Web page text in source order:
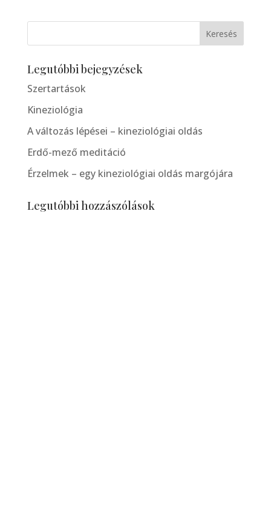
Legutóbbi bejegyzések
Szertartások
Kineziológia
A változás lépései – kineziológiai oldás
Erdő-mező meditáció
Érzelmek – egy kineziológiai oldás margójára
Legutóbbi hozzászólások